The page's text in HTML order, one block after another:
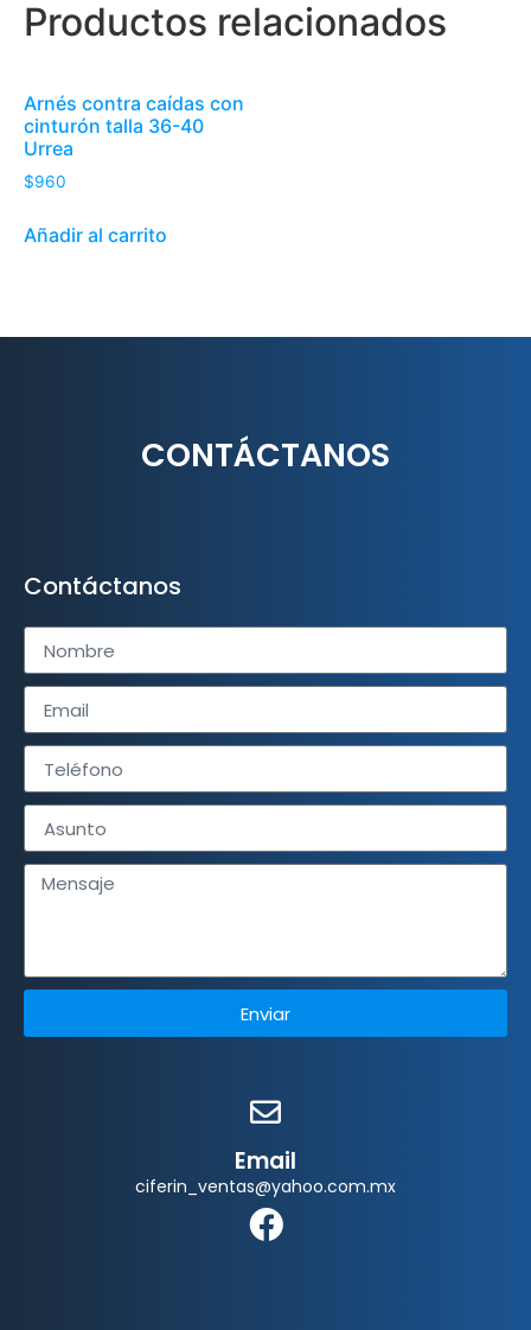
Productos relacionados
Arnés contra caídas con
cinturón talla 36-40
Urrea
$960
Añadir al carrito
CONTÁCTANOS
Contáctanos
Enviar
Email
ciferin_ventas@yahoo.com.mx